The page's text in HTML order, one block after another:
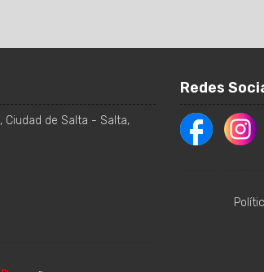
, Ciudad de Salta - Salta,
Redes